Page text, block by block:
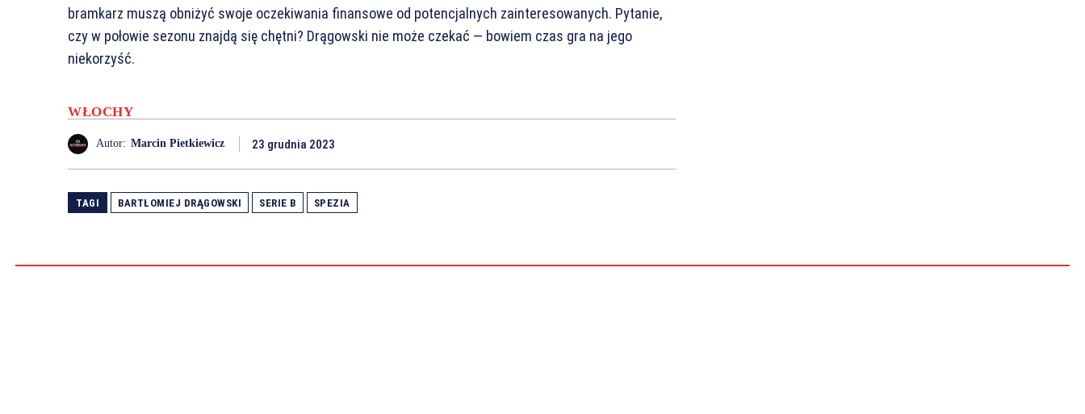
bramkarz muszą obniżyć swoje oczekiwania finansowe od potencjalnych zainteresowanych. Pytanie,
czy w połowie sezonu znajdą się chętni? Drągowski nie może czekać — bowiem czas gra na jego
niekorzyść.
WŁOCHY
Autor: Marcin Pietkiewicz 23 grudnia 2023
TAGI BARTŁOMIEJ DRĄGOWSKI SERIE B SPEZIA